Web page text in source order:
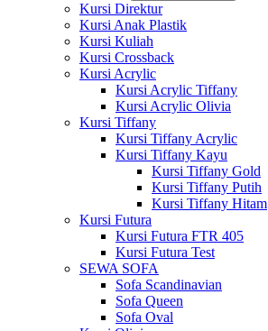
Kursi Direktur
Kursi Anak Plastik
Kursi Kuliah
Kursi Crossback
Kursi Acrylic
Kursi Acrylic Tiffany
Kursi Acrylic Olivia
Kursi Tiffany
Kursi Tiffany Acrylic
Kursi Tiffany Kayu
Kursi Tiffany Gold
Kursi Tiffany Putih
Kursi Tiffany Hitam
Kursi Futura
Kursi Futura FTR 405
Kursi Futura Test
SEWA SOFA
Sofa Scandinavian
Sofa Queen
Sofa Oval